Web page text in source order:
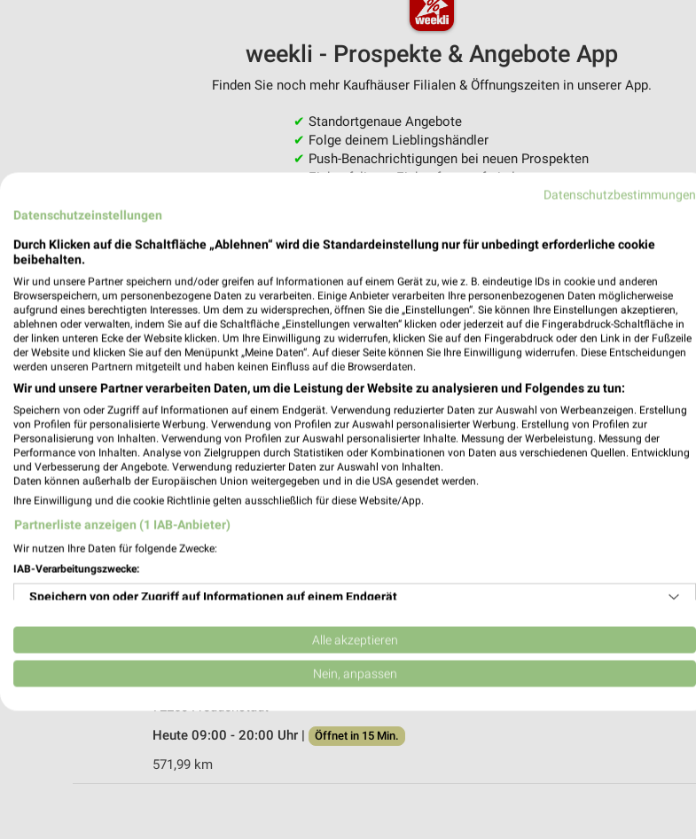
weekli - Prospekte & Angebote App
Finden Sie noch mehr Kaufhäuser Filialen & Öffnungszeiten in unserer App.
✔ Standortgenaue Angebote
✔ Folge deinem Lieblingshändler
✔ Push-Benachrichtigungen bei neuen Prospekten
✔Einkaufsliste - Einkauf stressfrei planen
Ernsting's family Calw
75365 Calw
Heute 09:00 - 19:00 Uhr | Öffnet in 15 Min.
Ernsting's family Freudenstadt
Ludwig-Jahn-Str. 34
72250 Freudenstadt
Heute 09:00 - 20:00 Uhr |
Öffnet in 15 Min.
571,99 km
Datenschutzbestimmungen
Datenschutzeinstellungen
Durch Klicken auf die Schaltfläche „Ablehnen“ wird die Standardeinstellung nur für unbedingt erforderliche cookie
beibehalten.
Wir und unsere Partner speichern und/oder greifen auf Informationen auf einem Gerät zu, wie z. B. eindeutige IDs in cookie und anderen
Browserspeichern, um personenbezogene Daten zu verarbeiten. Einige Anbieter verarbeiten Ihre personenbezogenen Daten möglicherweise
aufgrund eines berechtigten Interesses. Um dem zu widersprechen, öffnen Sie die „Einstellungen“. Sie können Ihre Einstellungen akzeptieren,
ablehnen oder verwalten, indem Sie auf die Schaltfläche „Einstellungen verwalten“ klicken oder jederzeit auf die Fingerabdruck-Schaltfläche in
der linken unteren Ecke der Website klicken. Um Ihre Einwilligung zu widerrufen, klicken Sie auf den Fingerabdruck oder den Link in der Fußzeile
der Website und klicken Sie auf den Menüpunkt „Meine Daten“. Auf dieser Seite können Sie Ihre Einwilligung widerrufen. Diese Entscheidungen
werden unseren Partnern mitgeteilt und haben keinen Einfluss auf die Browserdaten.
Wir und unsere Partner verarbeiten Daten, um die Leistung der Website zu analysieren und Folgendes zu tun:
Speichern von oder Zugriff auf Informationen auf einem Endgerät. Verwendung reduzierter Daten zur Auswahl von Werbeanzeigen. Erstellung
von Profilen für personalisierte Werbung. Verwendung von Profilen zur Auswahl personalisierter Werbung. Erstellung von Profilen zur
Personalisierung von Inhalten. Verwendung von Profilen zur Auswahl personalisierter Inhalte. Messung der Werbeleistung. Messung der
Performance von Inhalten. Analyse von Zielgruppen durch Statistiken oder Kombinationen von Daten aus verschiedenen Quellen. Entwicklung
und Verbesserung der Angebote. Verwendung reduzierter Daten zur Auswahl von Inhalten.
Daten können außerhalb der Europäischen Union weitergegeben und in die USA gesendet werden.
Ihre Einwilligung und die cookie Richtlinie gelten ausschließlich für diese Website/App.
Partnerliste anzeigen (1 IAB-Anbieter)
Wir nutzen Ihre Daten für folgende Zwecke:
IAB-Verarbeitungszwecke:
Speichern von oder Zugriff auf Informationen auf einem Endgerät
Verwendung reduzierter Daten zur Auswahl von Werbeanzeigen
Erstellung von Profilen für personalisierte Werbung
Erstellung von Profilen zur Personalisierung von Inhalten
Alle akzeptieren
Nein, anpassen